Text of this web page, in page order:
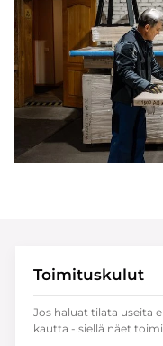
Toimituskulut
Jos haluat tilata useita
kautta - siellä näet